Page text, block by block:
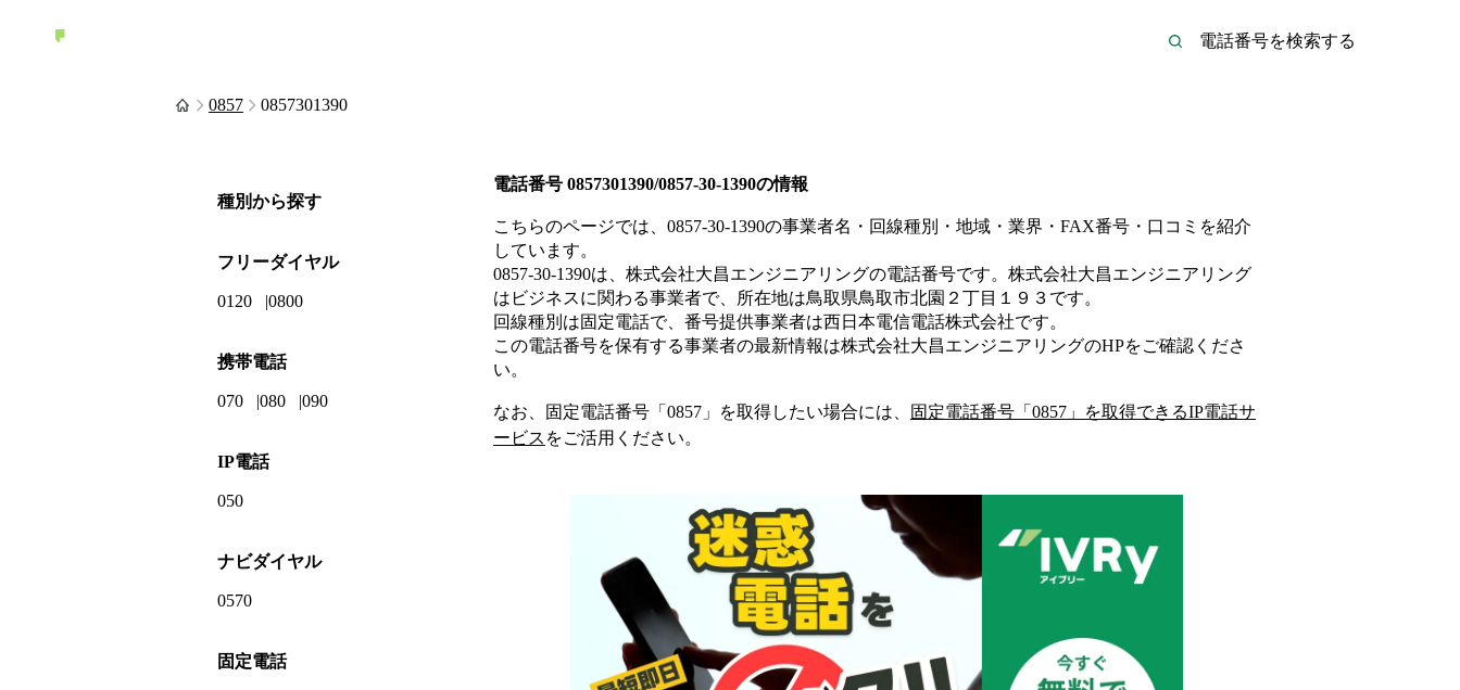
0857 0857301390
電話番号 0857301390/0857-30-1390の情報
こちらのページでは、 0857-30-1390の事業者名・回線種別・地域・業界・FAX番号・口コミを紹介
しています。
0857-30-1390は、 株式会社大昌エンジニアリングの電話番号です。 株式会社大昌エンジニアリング
は ビジネスに関わる事業者で、所在地は鳥取県鳥取市北園２丁目１９３ です。
回線種別は固定電話で、番号提供事業者は西日本電信電話株式会社です。
この電話番号を保有する事業者の最新情報は株式会社大昌エンジニアリングのHPをご確認くださ
い。
なお、固定電話番号「 0857 」を取得したい場合には、 固定電話番号「 0857 」を取得できるIP電話サ
ービス をご活用ください。
種別から探す
フリーダイヤル
0120 0800
携帯電話
070 080 090
IP電話
050
ナビダイヤル
0570
固定電話